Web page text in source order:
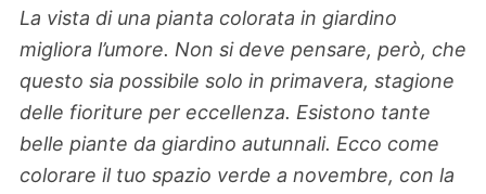
La vista di una pianta colorata in giardino
migliora l’umore. Non si deve pensare, però, che
questo sia possibile solo in primavera, stagione
delle fioriture per eccellenza. Esistono tante
belle piante da giardino autunnali. Ecco come
colorare il tuo spazio verde a novembre, con la